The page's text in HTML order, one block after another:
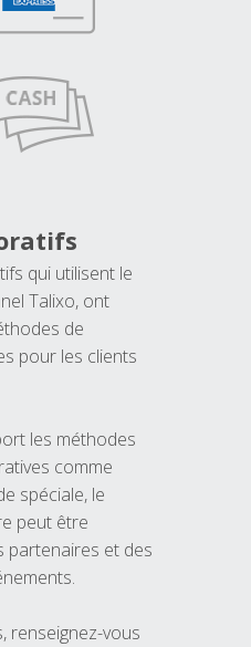
qui utilisent le
Talixo, ont
de
pour les clients
les méthodes
comme
spéciale, le
peut être
partenaires et des
renseignez-vous